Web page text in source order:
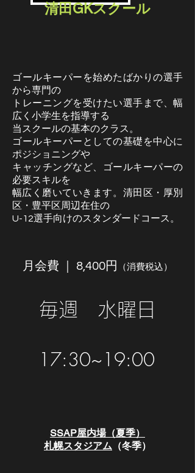
​清田GKスクール
ゴールキーパーを始めたばかりの選手
から専門の
トレーニングを受けたい選手まで、幅
広く小学生を指導する
当スクールの基本のクラス。
ゴールキーパーとしての基礎を中心に
ポジショニングや
キャッチングなど、ゴールキーパーの
必要スキルを
幅広く磨いていきます。 ​清田区・厚別
区・豊平区周辺在住の
U-12選手向けのスタンダードコース。
月会費 ｜ 8,400円 （消費税込）
毎週 水曜日
17:30~19:00
SSAP屋内場（夏季）
札幌スタジアム （冬季）